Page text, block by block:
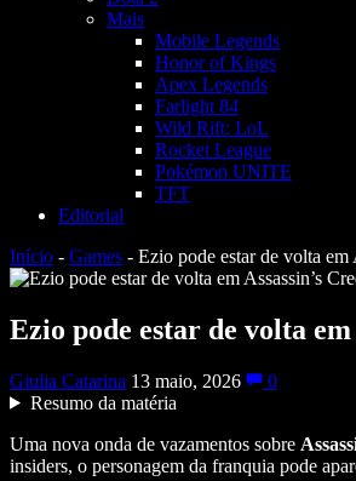
Mais
Mobile Legends
Honor of Kings
Apex Legends
Farlight 84
Wild Rift: LoL
Rocket League
Pokémon UNITE
TFT
Editorial
Início - Games - Ezio pode estar de volta em
Ezio pode estar de volta em
Giulia Catarina 13 maio, 2026
0
Resumo da matéria
Uma nova onda de vazamentos sobre
insiders, o personagem da franquia pode